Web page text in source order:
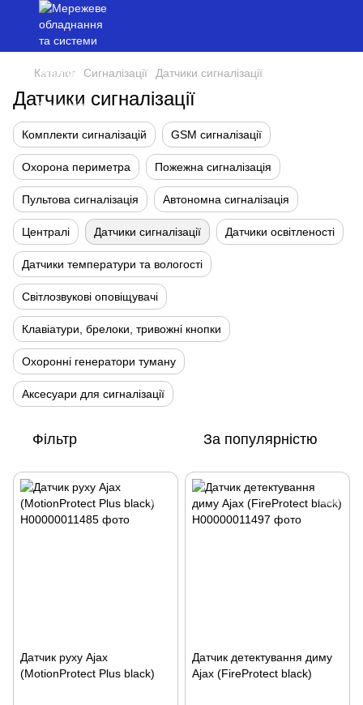
Каталог Сигналізації Датчики сигналізації
Датчики сигналізації
Комплекти сигналізацій GSM сигналізації
Охорона периметра Пожежна сигналізація
Пультова сигналізація Автономна сигналізація
Централі Датчики сигналізації Датчики освітленості
Датчики температури та вологості
Світлозвукові оповіщувачі
Клавіатури, брелоки, тривожні кнопки
Охоронні генератори туману
Аксесуари для сигналізації
Фільтр За популярністю
Датчик руху Ajax
(MotionProtect Plus black)
Датчик детектування диму
Ajax (FireProtect black)